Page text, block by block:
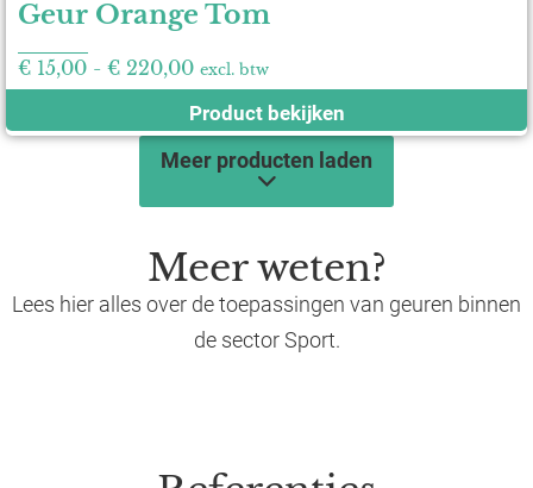
Geur Orange Tom
€ 15,00 - € 220,00 excl. btw
Product bekijken
Meer producten laden
Meer weten?
Lees hier alles over de toepassingen van geuren binnen
de sector Sport.